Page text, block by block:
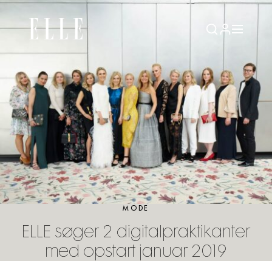
MODE
ELLE søger 2 digitalpraktikanter
med opstart januar 2019